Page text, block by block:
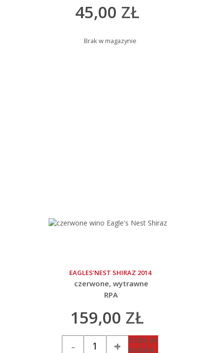
45,00 ZŁ
Brak w magazynie
EAGLES’NEST SHIRAZ 2014
czerwone wytrawne
RPA
159,00 ZŁ
Dodaj do
koszyka